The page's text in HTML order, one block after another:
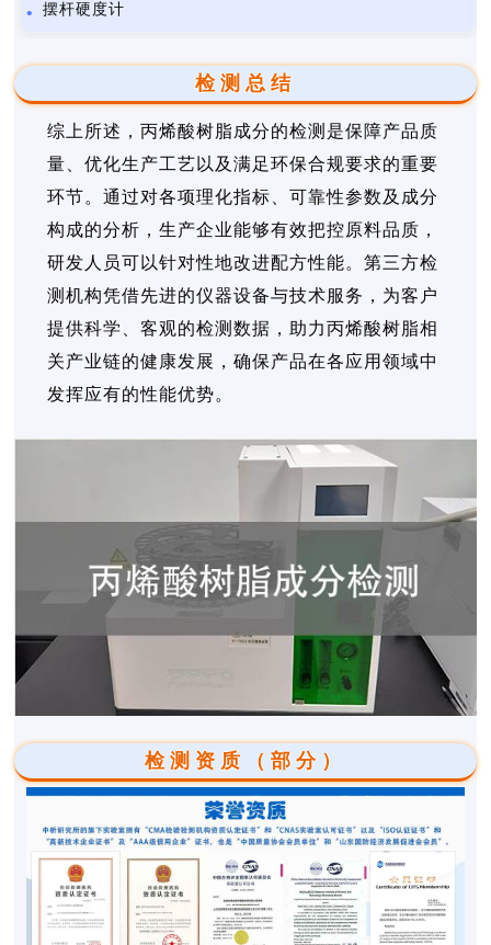
摆杆硬度计
检测总结
综上所述，丙烯酸树脂成分的检测是保障产品质
量、优化生产工艺以及满足环保合规要求的重要
环节。通过对各项理化指标、可靠性参数及成分
构成的分析，生产企业能够有效把控原料品质，
研发人员可以针对性地改进配方性能。第三方检
测机构凭借先进的仪器设备与技术服务，为客户
提供科学、客观的检测数据，助力丙烯酸树脂相
关产业链的健康发展，确保产品在各应用领域中
发挥应有的性能优势。
检测资质（部分）